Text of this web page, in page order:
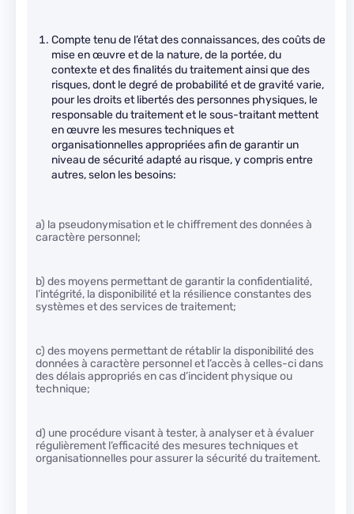
Compte tenu de l’état des connaissances, des coûts de
mise en œuvre et de la nature, de la portée, du
contexte et des finalités du traitement ainsi que des
risques, dont le degré de probabilité et de gravité varie,
pour les droits et libertés des personnes physiques, le
responsable du traitement et le sous-traitant mettent
en œuvre les mesures techniques et
organisationnelles appropriées afin de garantir un
niveau de sécurité adapté au risque, y compris entre
autres, selon les besoins:
a) la pseudonymisation et le chiffrement des données à
caractère personnel;
b) des moyens permettant de garantir la confidentialité,
l’intégrité, la disponibilité et la résilience constantes des
systèmes et des services de traitement;
c) des moyens permettant de rétablir la disponibilité des
données à caractère personnel et l’accès à celles-ci dans
des délais appropriés en cas d’incident physique ou
technique;
d) une procédure visant à tester, à analyser et à évaluer
régulièrement l’efficacité des mesures techniques et
organisationnelles pour assurer la sécurité du traitement.